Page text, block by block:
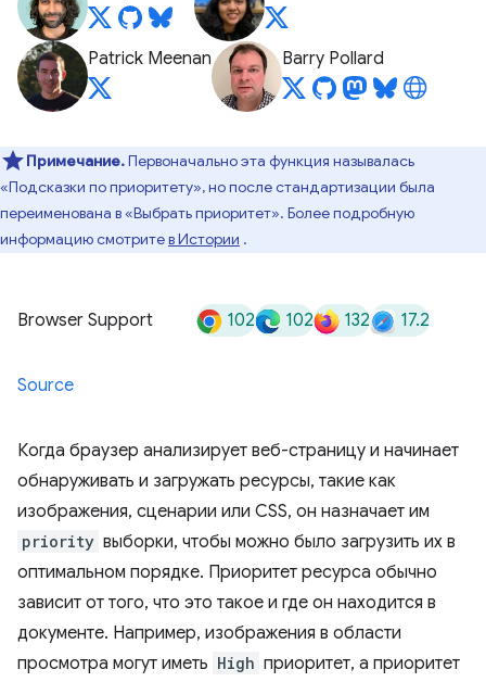
Patrick Meenan Barry Pollard
Примечание.Первоначально эта функция называлась
«Подсказки по приоритету», но после стандартизации была
переименована в «Выбрать приоритет». Более подробную
информацию смотритев Истории .
Browser Support 102 102 132 17.2
Source
Когда браузер анализирует веб-страницу и начинает
обнаруживать и загружать ресурсы, такие как
изображения, сценарии или CSS, он назначает им
priority выборки, чтобы можно было загрузить их в
оптимальном порядке. Приоритет ресурса обычно
зависит от того, что это такое и где он находится в
документе. Например, изображения в области
просмотра могут иметь High приоритет, а приоритет